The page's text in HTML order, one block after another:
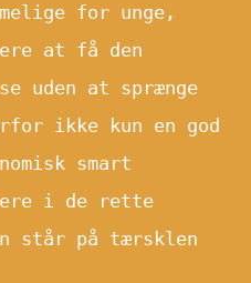
for unge,
at få den
uden at sprænge
ikke kun en god
smart
i de rette
står på tærsklen